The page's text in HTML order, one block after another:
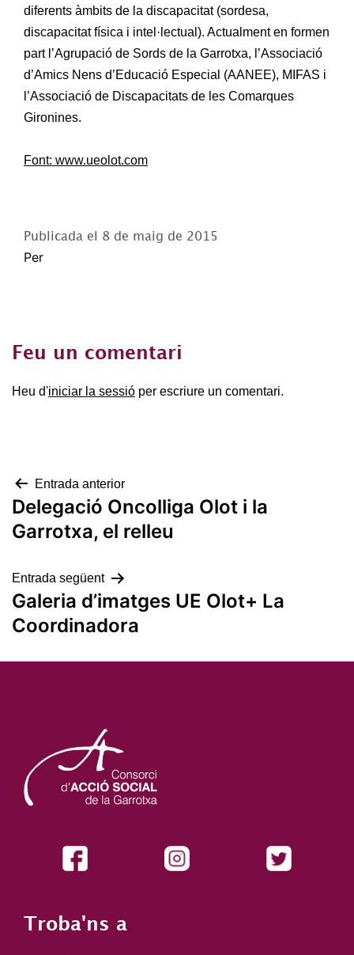
diferents àmbits de la discapacitat (sordesa,
discapacitat física i intel·lectual). Actualment en formen
part l’Agrupació de Sords de la Garrotxa, l’Associació
d’Amics Nens d’Educació Especial (AANEE), MIFAS i
l’Associació de Discapacitats de les Comarques
Gironines.
Font: www.ueolot.com
Publicada el 8 de maig de 2015
Per
Feu un comentari
Heu d'iniciar la sessió per escriure un comentari.
Navegació
d'entrades
Entrada anterior
Delegació Oncolliga Olot i la
Garrotxa, el relleu
Entrada següent
Galeria d’imatges UE Olot+ La
Coordinadora
Troba'ns a